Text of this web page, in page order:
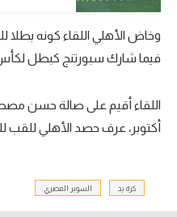
تحقيق في الجول
تقرير في الجول
حكايات في الجول
كويز في الجول
وخاض الأهلي اللقاء كونه بطلا
فيما شارك سبورتنج كبطل
اللقاء أقيم على صالة حسن
أكتوبر، عرف حصد الأهلي للقب
كرة يد السوبر المصري